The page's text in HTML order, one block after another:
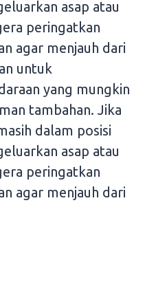
asap atau
peringatkan
agar menjauh dari
untuk
yang mungkin
tambahan. Jika
dalam posisi
asap atau
peringatkan
agar menjauh dari